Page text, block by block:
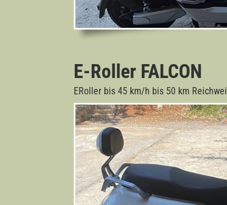
E-Roller FALCON
ERoller bis 45 km/h bis 50 km